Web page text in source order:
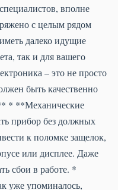
вполне
с целым рядом
далеко идущие
так и для вашего
– это не просто
быть качественно
* **Механические
прибор без должных
к поломке защелок,
или дисплее. Даже
сбои в работе. *
уже упоминалось,